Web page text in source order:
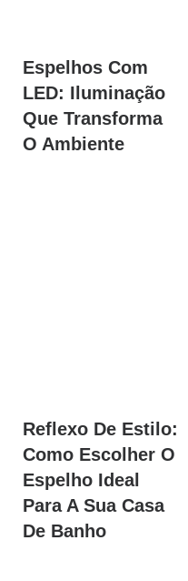
Espelhos Com
LED: Iluminação
Que Transforma
O Ambiente
Reflexo De Estilo:
Como Escolher O
Espelho Ideal
Para A Sua Casa
De Banho